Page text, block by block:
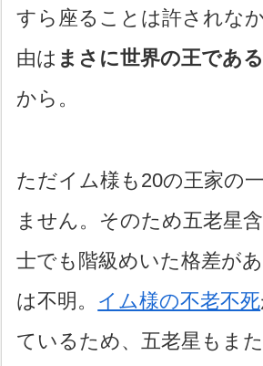
すら座ることは許されな
由は まさに世界の王であ
から。
ただイム様も20の王家の
ません。そのため五老星
士でも階級めいた格差が
は不明。 イム様の不老不死
ているため、五老星もま